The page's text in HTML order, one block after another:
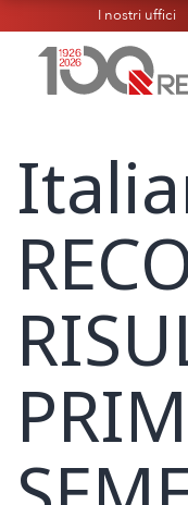
I nostri uffici